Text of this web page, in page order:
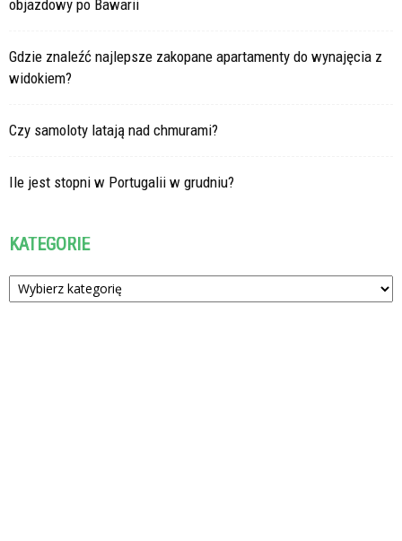
objazdowy po Bawarii
Gdzie znaleźć najlepsze zakopane apartamenty do wynajęcia z
widokiem?
Czy samoloty latają nad chmurami?
Ile jest stopni w Portugalii w grudniu?
KATEGORIE
Kategorie